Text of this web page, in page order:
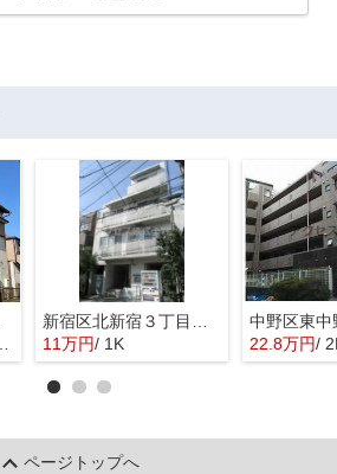
11万円/ 1K 22.8万円/
ページトップへ